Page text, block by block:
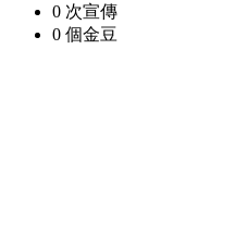
0 次宣傳
0 個金豆